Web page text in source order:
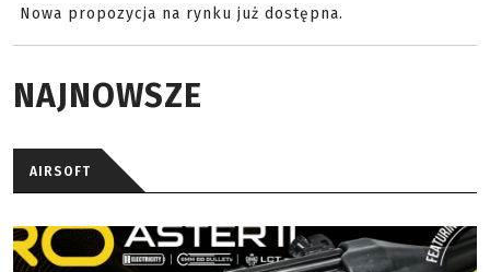
Nowa propozycja na rynku już dostępna.
NAJNOWSZE
AIRSOFT